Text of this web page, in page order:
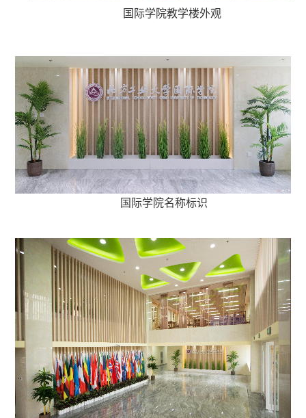
国际学院教学楼外观
国际学院名称标识